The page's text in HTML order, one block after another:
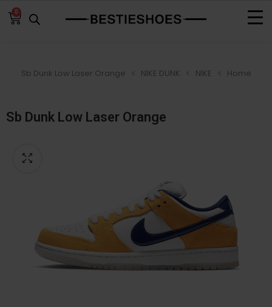
0
Home
NIKE
NIKE DUNK
Sb Dunk Low Laser Orange
Sb Dunk Low Laser Orange